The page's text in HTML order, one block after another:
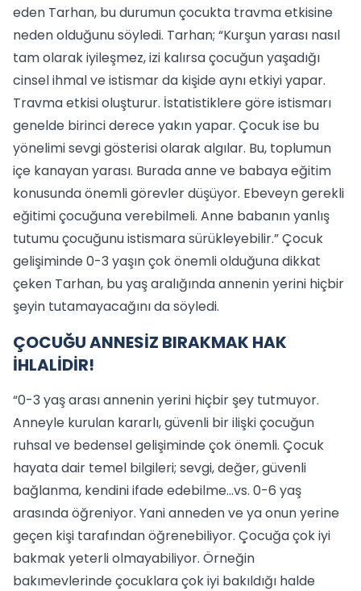
eden Tarhan, bu durumun çocukta travma etkisine
neden olduğunu söyledi. Tarhan; “Kurşun yarası nasıl
tam olarak iyileşmez, izi kalırsa çocuğun yaşadığı
cinsel ihmal ve istismar da kişide aynı etkiyi yapar.
Travma etkisi oluşturur. İstatistiklere göre istismarı
genelde birinci derece yakın yapar. Çocuk ise bu
yönelimi sevgi gösterisi olarak algılar. Bu, toplumun
içe kanayan yarası. Burada anne ve babaya eğitim
konusunda önemli görevler düşüyor. Ebeveyn gerekli
eğitimi çocuğuna verebilmeli. Anne babanın yanlış
tutumu çocuğunu istismara sürükleyebilir.” Çocuk
gelişiminde 0-3 yaşın çok önemli olduğuna dikkat
çeken Tarhan, bu yaş aralığında annenin yerini hiçbir
şeyin tutamayacağını da söyledi.
ÇOCUĞU ANNESİZ BIRAKMAK HAK
İHLALİDİR!
“0-3 yaş arası annenin yerini hiçbir şey tutmuyor.
Anneyle kurulan kararlı, güvenli bir ilişki çocuğun
ruhsal ve bedensel gelişiminde çok önemli. Çocuk
hayata dair temel bilgileri; sevgi, değer, güvenli
bağlanma, kendini ifade edebilme…vs. 0-6 yaş
arasında öğreniyor. Yani anneden ve ya onun yerine
geçen kişi tarafından öğrenebiliyor. Çocuğa çok iyi
bakmak yeterli olmayabiliyor. Örneğin
bakımevlerinde çocuklara çok iyi bakıldığı halde